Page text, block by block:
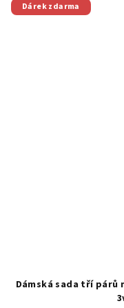
Dárek zdarma
Dámská sada tří párů